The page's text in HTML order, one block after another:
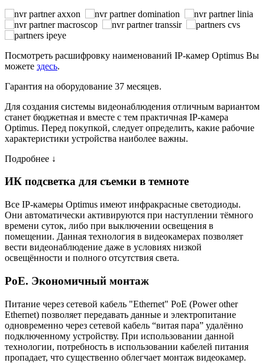
Посмотреть расшифровку наименований IP-камер Optimus Вы
можете здесь.
Гарантия на оборудование 37 месяцев.
Для создания системы видеонаблюдения отличным вариантом
станет бюджетная и вместе с тем практичная IP-камера
Optimus. Перед покупкой, следует определить, какие рабочие
характеристики устройства наиболее важны.
Подробнее ↓
ИК подсветка для съемки в темноте
Все IP-камеры Optimus имеют инфракрасные светодиоды.
Они автоматически активируются при наступлении тёмного
времени суток, либо при выключении освещения в
помещении. Данная технология в видеокамерах позволяет
вести видеонаблюдение даже в условиях низкой
освещённости и полного отсутствия света.
PoE. Экономичный монтаж
Питание через сетевой кабель "Ethernet" PoE (Power other
Ethernet) позволяет передавать данные и электропитание
одновременно через сетевой кабель “витая пара” удалённо
подключенному устройству. При использовании данной
технологии, потребность в использовании кабелей питания
пропадает, что существенно облегчает монтаж видеокамер.